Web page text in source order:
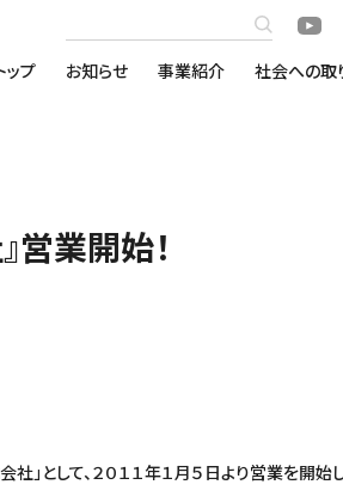
ップ お知らせ 事業紹介 社会への取
営業開始！
」として、２０１１年１月５日より営業を開始し